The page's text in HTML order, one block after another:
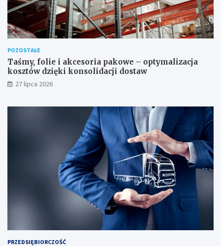
POZOSTAŁE
Taśmy, folie i akcesoria pakowe – optymalizacja
kosztów dzięki konsolidacji dostaw
27 lipca 2026
PRZEDSIĘBIORCZOŚĆ